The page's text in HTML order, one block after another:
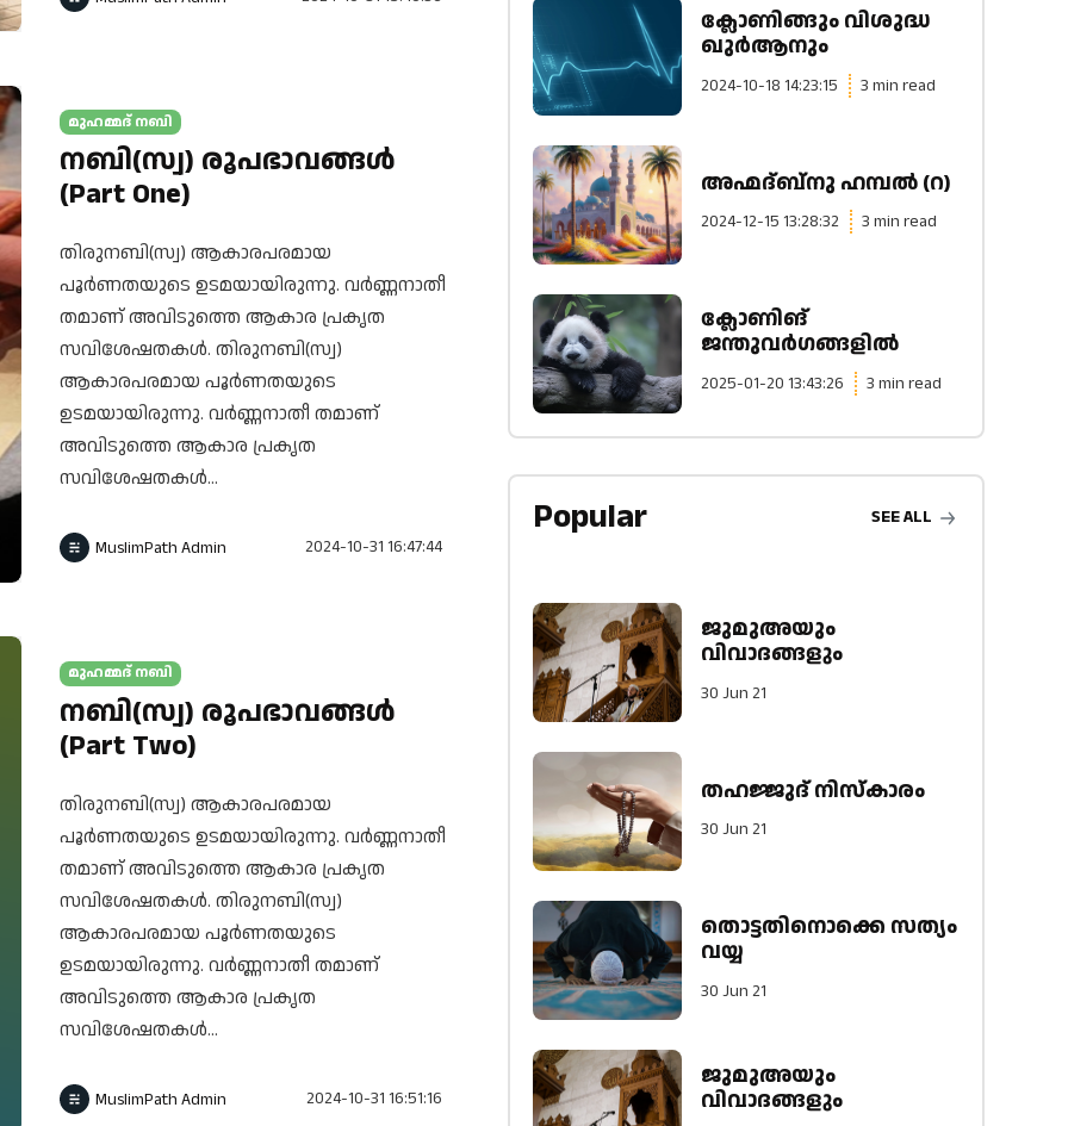
മുഹമ്മദ് നബി
നബി(സ്വ) രൂപഭാവങ്ങൾ
(Part One)
തിരുനബി(സ്വ) ആകാരപരമായ
പൂർണതയുടെ ഉടമയായിരുന്നു. വർണ്ണനാതീ
തമാണ് അവിടുത്തെ ആകാര പ്രകൃത
സവിശേഷതകൾ. തിരുനബി(സ്വ)
ആകാരപരമായ പൂർണതയുടെ
ഉടമയായിരുന്നു. വർണ്ണനാതീ തമാണ്
അവിടുത്തെ ആകാര പ്രകൃത
സവിശേഷതകൾ...
MuslimPath Admin 2024-10-31 16:47:44
മുഹമ്മദ് നബി
നബി(സ്വ) രൂപഭാവങ്ങൾ
(Part Two)
തിരുനബി(സ്വ) ആകാരപരമായ
പൂർണതയുടെ ഉടമയായിരുന്നു. വർണ്ണനാതീ
തമാണ് അവിടുത്തെ ആകാര പ്രകൃത
സവിശേഷതകൾ. തിരുനബി(സ്വ)
ആകാരപരമായ പൂർണതയുടെ
ഉടമയായിരുന്നു. വർണ്ണനാതീ തമാണ്
അവിടുത്തെ ആകാര പ്രകൃത
സവിശേഷതകൾ...
MuslimPath Admin 2024-10-31 16:51:16
ക്ലോണിങ്ങും വിശുദ്ധ
ഖുർആനും
2024-10-18 14:23:15 3 min read
അഹ്മദ്ബ്നു ഹമ്പൽ (റ)
2024-12-15 13:28:32 3 min read
ക്ലോണിങ്
ജന്തുവർഗങ്ങളിൽ
2025-01-20 13:43:26 3 min read
Popular SEE ALL
ജുമുഅയും
വിവാദങ്ങളും
30 Jun 21
തഹജ്ജുദ് നിസ്കാരം
30 Jun 21
തൊട്ടതിനൊക്കെ സത്യം
വയ്യ
30 Jun 21
ജുമുഅയും
വിവാദങ്ങളും